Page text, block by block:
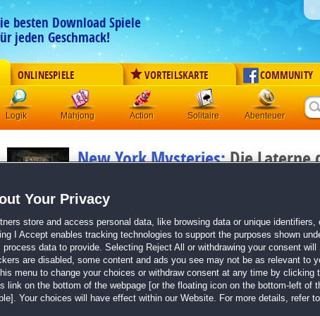
besten Download Spiele
jeden Geschmack!
ONLINESPIELE VORTEILSKARTE COMMUNITY
Logik Mahjong Action Solitaire Abenteuer
New York Mysteries:Die Laterne
Originaltitel:
New York Mysteries: The Lantern of Souls
Entwickler:
von7 Mitgliedern
Wimmelbild | Größe: 750.1 MB
Erlebe einzigartige Wimmelbild-Hochspannung pur
Erkunde die finstersten Ecken New Yorks
Your Privacy
store and access personal data, like browsing data or unique identifiers,
I Accept enables tracking technologies to support the purposes shown
process data to provide. Selecting Reject All or withdrawing your consent will
are disabled, some content and ads you see may not be as relevant to
menu to change your choices or withdraw consent at any time by clicking
link on the bottom of the webpage [or the floating icon on the bottom-left of
Your choices will have effect within our Website. For more details, refer